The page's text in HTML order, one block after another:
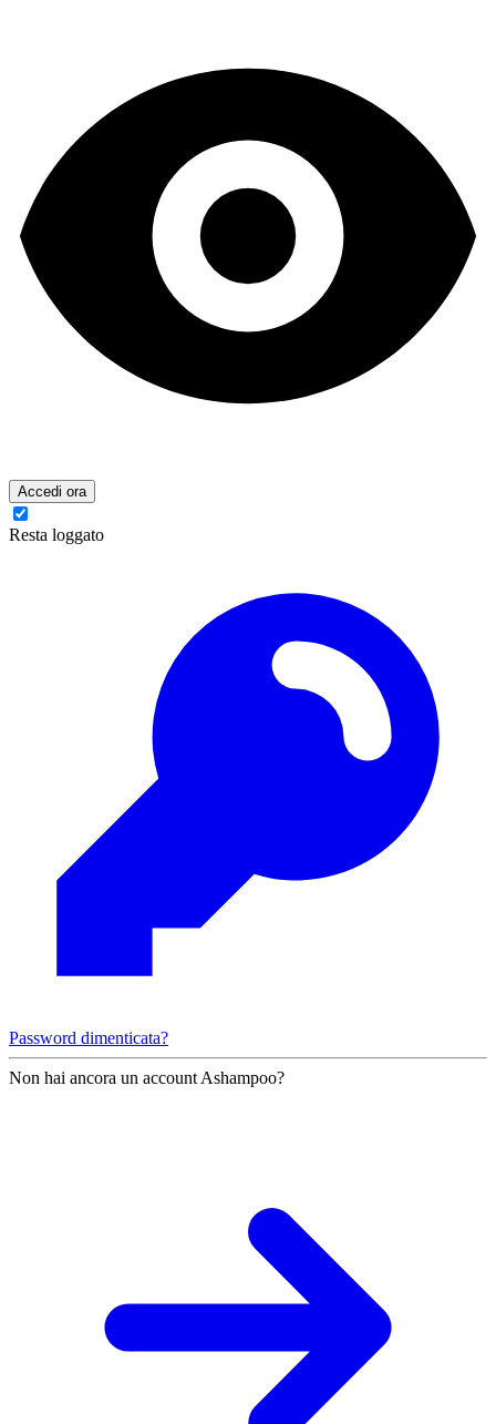
Accedi ora
Resta loggato
Password dimenticata?
Non hai ancora un account Ashampoo?